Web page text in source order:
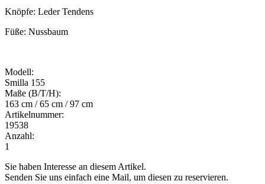
Knöpfe: Leder Tendens
Füße: Nussbaum
Modell:
Smilla 155
Maße (B/T/H):
163 cm / 65 cm / 97 cm
Artikelnummer:
19538
Anzahl:
1
Sie haben Interesse an diesem Artikel.
Senden Sie uns einfach eine Mail, um diesen zu reservieren.